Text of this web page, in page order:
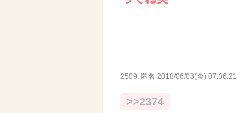
2509. 匿名 2018/06/08(金) 07:36:21
>>2374